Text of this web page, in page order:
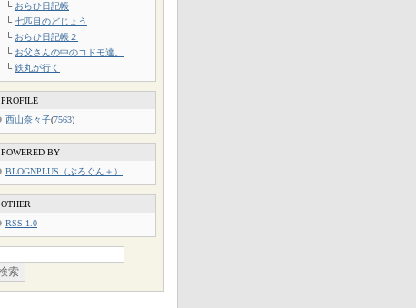
└ おらひ日記帳
└ 七匹目のどじょう
└ おらひ日記帳２
└ お父さんの中のコドモ達。
└ 鉄丸が行く
PROFILE
西山奈々子(7563)
POWERED BY
BLOGNPLUS（ぶろぐん＋）
OTHER
RSS 1.0